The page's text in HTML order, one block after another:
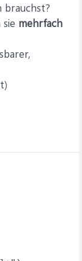
brauchst?
mehrfach